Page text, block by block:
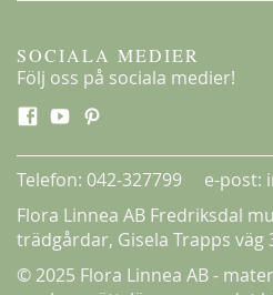
SOCIALA MEDIER
Följ oss på sociala medier!
Telefon: 042-327799 e-post:
Flora Linnea AB Fredriksdal
trädgårdar, Gisela Trapps väg
© 2025 Flora Linnea AB -